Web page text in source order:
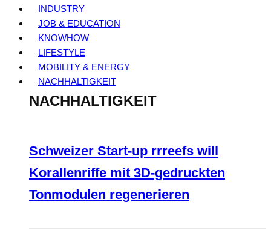
INDUSTRY
JOB & EDUCATION
KNOWHOW
LIFESTYLE
MOBILITY & ENERGY
NACHHALTIGKEIT
NACHHALTIGKEIT
Schweizer Start-up rrreefs will
Korallenriffe mit 3D-gedruckten
Tonmodulen regenerieren